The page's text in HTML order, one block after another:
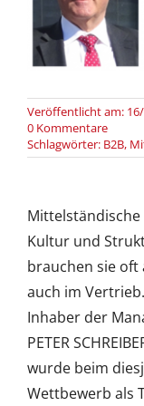
Veröffentlicht am:
0 Kommentareon
ticken
anders
als
Schlagwörter: B2B,
Kultur und
brauchen sie oft
auch im
Inhaber der
PETER
wurde beim
Wettbewerb als